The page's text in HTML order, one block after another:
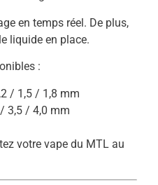
en temps réel. De plus,
liquide en place.
:
/ 1,5 / 1,8 mm
3,5 / 4,0 mm
votre vape du MTL au